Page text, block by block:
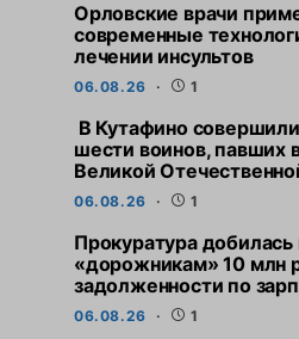
Орловские врачи
современные
лечении инсультов
06.08.26 1
В Кутафино
шести воинов, павших
Великой
06.08.26 1
Прокуратура
«дорожникам» 10 млн
задолженности по
06.08.26 1